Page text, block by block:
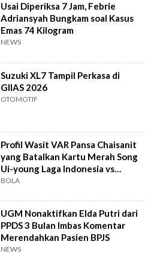
Usai Diperiksa 7 Jam, Febrie
Adriansyah Bungkam soal Kasus
Emas 74 Kilogram
NEWS
Suzuki XL7 Tampil Perkasa di
GIIAS 2026
OTOMOTIF
Profil Wasit VAR Pansa Chaisanit
yang Batalkan Kartu Merah Song
Ui-young Laga Indonesia vs
Singapura
BOLA
UGM Nonaktifkan Elda Putri dari
PPDS 3 Bulan Imbas Komentar
Merendahkan Pasien BPJS
NEWS